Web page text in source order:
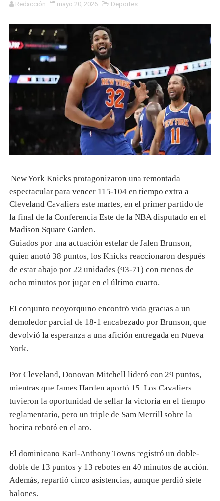
Redacción mayo 20, 2026 Deportes
New York Knicks protagonizaron una remontada
espectacular para vencer 115-104 en tiempo extra a
Cleveland Cavaliers este martes, en el primer partido de
la final de la Conferencia Este de la NBA disputado en el
Madison Square Garden.
Guiados por una actuación estelar de Jalen Brunson,
quien anotó 38 puntos, los Knicks reaccionaron después
de estar abajo por 22 unidades (93-71) con menos de
ocho minutos por jugar en el último cuarto.
El conjunto neoyorquino encontró vida gracias a un
demoledor parcial de 18-1 encabezado por Brunson, que
devolvió la esperanza a una afición entregada en Nueva
York.
Por Cleveland, Donovan Mitchell lideró con 29 puntos,
mientras que James Harden aportó 15. Los Cavaliers
tuvieron la oportunidad de sellar la victoria en el tiempo
reglamentario, pero un triple de Sam Merrill sobre la
bocina rebotó en el aro.
El dominicano Karl-Anthony Towns registró un doble-
doble de 13 puntos y 13 rebotes en 40 minutos de acción.
Además, repartió cinco asistencias, aunque perdió siete
balones.